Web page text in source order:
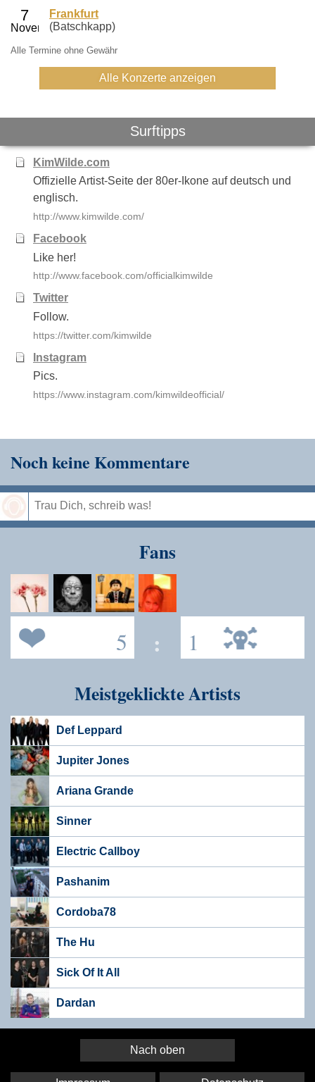
Frankfurt
(Batschkapp)
Alle Termine ohne Gewähr
Alle Konzerte anzeigen
Surftipps
KimWilde.com
Offizielle Artist-Seite der 80er-Ikone auf deutsch und
englisch.
http://www.kimwilde.com/
Facebook
Like her!
http://www.facebook.com/officialkimwilde
Twitter
Follow.
https://twitter.com/kimwilde
Instagram
Pics.
https://www.instagram.com/kimwildeofficial/
Noch keine Kommentare
Fans
5 : 1
Meistgeklickte Artists
Def Leppard
Jupiter Jones
Ariana Grande
Sinner
Electric Callboy
Pashanim
Cordoba78
The Hu
Sick Of It All
Dardan
Nach oben